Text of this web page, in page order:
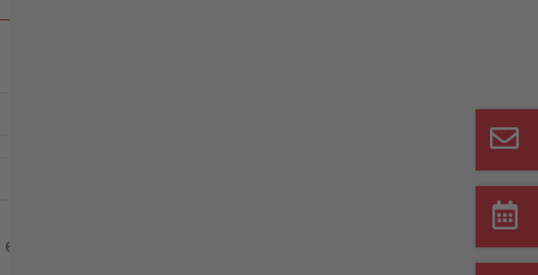
den Code z. B. über den Google